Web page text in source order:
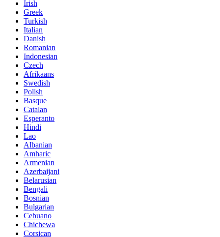
Irish
Greek
Turkish
Italian
Danish
Romanian
Indonesian
Czech
Afrikaans
Swedish
Polish
Basque
Catalan
Esperanto
Hindi
Lao
Albanian
Amharic
Armenian
Azerbaijani
Belarusian
Bengali
Bosnian
Bulgarian
Cebuano
Chichewa
Corsican